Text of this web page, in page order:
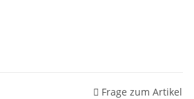
Frage zum Artikel